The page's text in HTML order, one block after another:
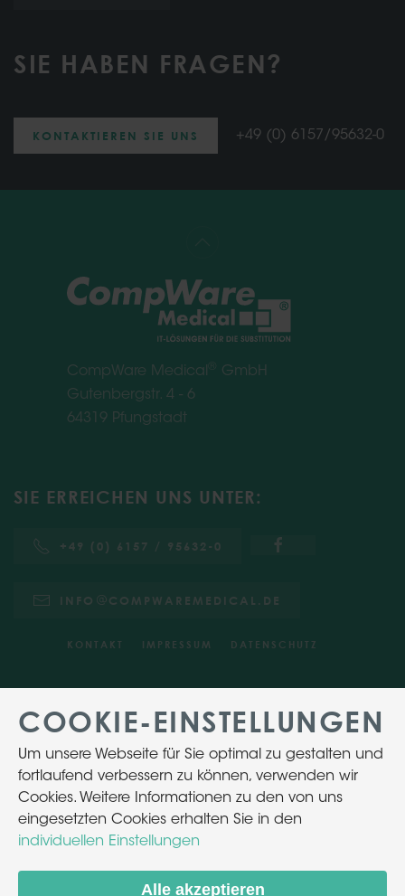
SIE HABEN FRAGEN?
KONTAKTIEREN SIE UNS +49 (0) 6157/95632-0
CompWare Medical ®
GmbH
Gutenbergstr. 4 - 6
64319 Pfungstadt
SIE ERREICHEN UNS UNTER:
+49 (0) 6157 / 95632-0
INFO COMPWAREMEDICAL.DE
KONTAKT IMPRESSUM DATENSCHUTZ
COOKIE-EINSTELLUNGEN
Um unsere Webseite für Sie optimal zu gestalten und
fortlaufend verbessern zu können, verwenden wir
Cookies. Weitere Informationen zu den von uns
eingesetzten Cookies erhalten Sie in den
individuellen Einstellungen
Alle akzeptieren